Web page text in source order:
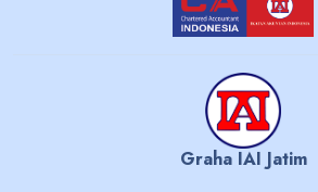
Graha IAI Jatim